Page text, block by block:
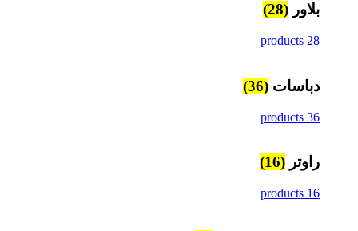
بلاور (28)
28 products
دباسات (36)
36 products
راوتر (16)
16 products